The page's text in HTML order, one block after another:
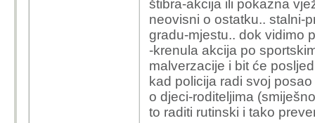
štibra-akcija ili pokazna
neovisni o ostatku.. stalni-
gradu-mjestu.. dok vidimo
-krenula akcija po
malverzacije i bit će
kad policija radi svoj
o djeci-roditeljima
to raditi rutinski i tako